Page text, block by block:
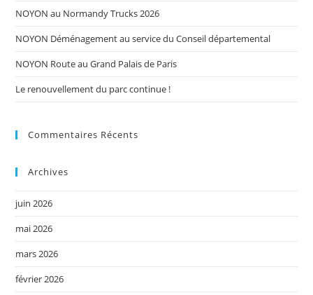
NOYON au Normandy Trucks 2026
NOYON Déménagement au service du Conseil départemental
NOYON Route au Grand Palais de Paris
Le renouvellement du parc continue !
Commentaires Récents
Archives
juin 2026
mai 2026
mars 2026
février 2026